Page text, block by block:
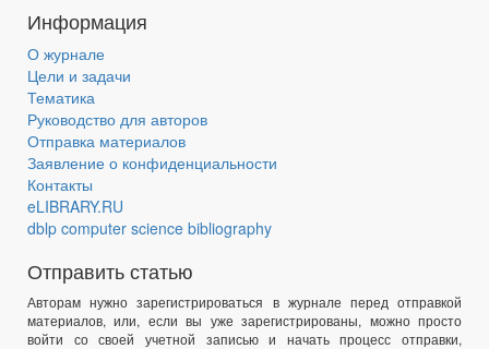
Информация
О журнале
Цели и задачи
Тематика
Руководство для авторов
Отправка материалов
Заявление о конфиденциальности
Контакты
eLIBRARY.RU
dblp computer science bibliography
Отправить статью
Авторам нужно зарегистрироваться в журнале перед отправкой
материалов, или, если вы уже зарегистрированы, можно просто
войти со своей учетной записью и начать процесс отправки,